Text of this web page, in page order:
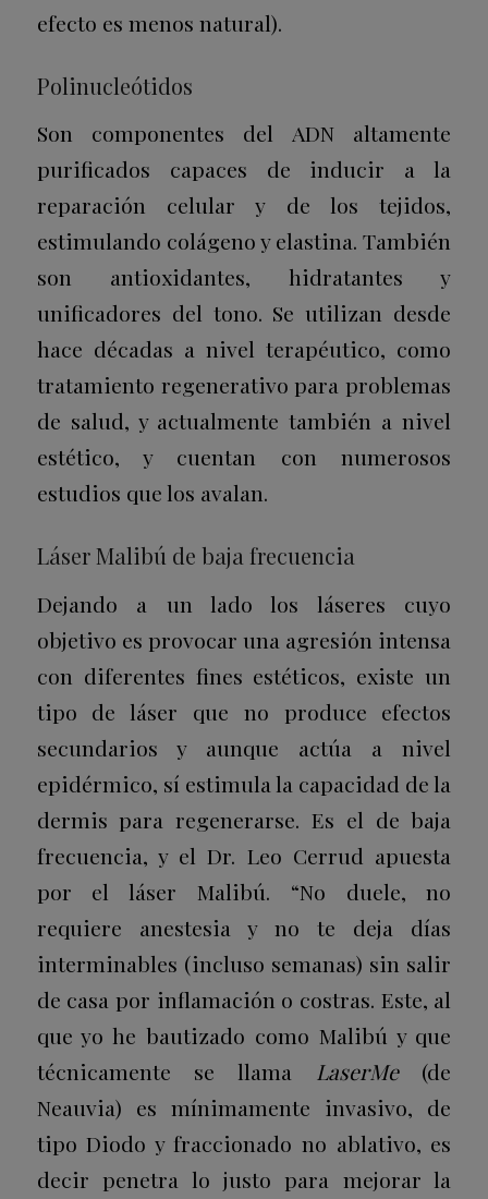
efecto es menos natural).
Polinucleótidos
Son componentes del ADN altamente
purificados capaces de inducir a la
reparación celular y de los tejidos,
estimulando colágeno y elastina. También
son antioxidantes, hidratantes y
unificadores del tono. Se utilizan desde
hace décadas a nivel terapéutico, como
tratamiento regenerativo para problemas
de salud, y actualmente también a nivel
estético, y cuentan con numerosos
estudios que los avalan.
Láser Malibú de baja frecuencia
Dejando a un lado los láseres cuyo
objetivo es provocar una agresión intensa
con diferentes fines estéticos, existe un
tipo de láser que no produce efectos
secundarios y aunque actúa a nivel
epidérmico, sí estimula la capacidad de la
dermis para regenerarse. Es el de baja
frecuencia, y el Dr. Leo Cerrud apuesta
por el láser Malibú. “No duele, no
requiere anestesia y no te deja días
interminables (incluso semanas) sin salir
de casa por inflamación o costras. Este, al
que yo he bautizado como Malibú y que
técnicamente se llama LaserMe(de
Neauvia) es mínimamente invasivo, de
tipo Diodo y fraccionado no ablativo, es
decir penetra lo justo para mejorar la